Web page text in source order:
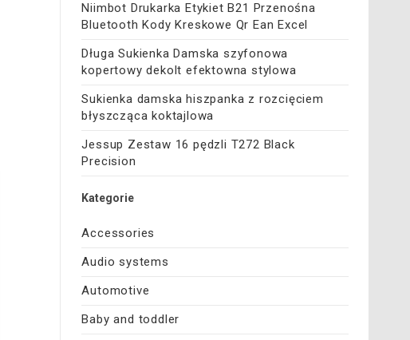
Niimbot Drukarka Etykiet B21 Przenośna
Bluetooth Kody Kreskowe Qr Ean Excel
Długa Sukienka Damska szyfonowa
kopertowy dekolt efektowna stylowa
Sukienka damska hiszpanka z rozcięciem
błyszcząca koktajlowa
Jessup Zestaw 16 pędzli T272 Black
Precision
Kategorie
Accessories
Audio systems
Automotive
Baby and toddler